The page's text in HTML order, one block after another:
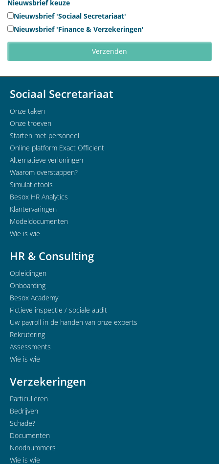
Nieuwsbrief keuze
Nieuwsbrief 'Sociaal Secretariaat'
Nieuwsbrief 'Finance & Verzekeringen'
Sociaal Secretariaat
Onze taken
Onze troeven
Starten met personeel
Online platform Exact Officient
Alternatieve verloningen
Waarom overstappen?
Simulatietools
Besox HR Analytics
Klantervaringen
Modeldocumenten
Wie is wie
HR & Consulting
Opleidingen
Onboarding
Besox Academy
Fictieve inspectie / sociale audit
Uw payroll in de handen van onze experts
Rekrutering
Assessments
Wie is wie
Verzekeringen
Particulieren
Bedrijven
Schade?
Documenten
Noodnummers
Wie is wie